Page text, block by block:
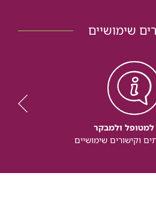
שימושיים
ולמבקר
וקישורים שימושיים